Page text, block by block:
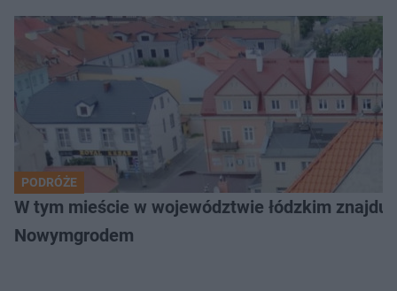
PODRÓŻE
W tym mieście w województwie łódzkim
Nowymgrodem